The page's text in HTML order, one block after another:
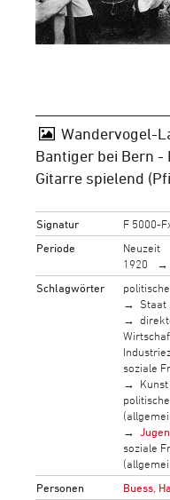
Wandervogel-
Bantiger bei Bern -
Gitarre spielend
Signatur
F 5000-
Periode
Neuzeit
1920
Schlagwörter
Staat
soziale
Kunst
soziale
Personen
Buess,